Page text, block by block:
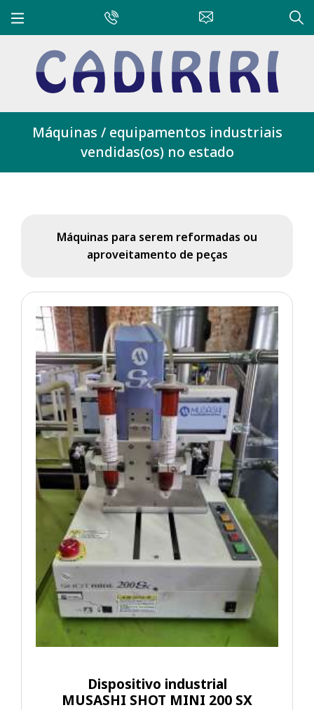
Máquinas / equipamentos industriais
vendidas(os) no estado
Máquinas para serem reformadas ou
aproveitamento de peças
Dispositivo industrial
MUSASHI SHOT MINI 200 SX